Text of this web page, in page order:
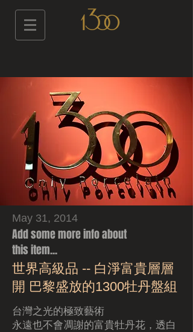
May 31, 2014
Add some more info about
this item...
世界高級品 -- 白淨富貴層層
開 巴黎盛放的1300牡丹盤組
台灣之光的極致藝術
永遠也不會凋謝的富貴牡丹花，透白